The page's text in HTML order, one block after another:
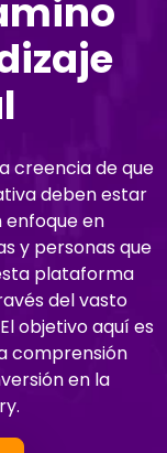
creencia de que
deben estar
enfoque en
y personas que
plataforma
del vasto
objetivo aquí es
comprensión
en la